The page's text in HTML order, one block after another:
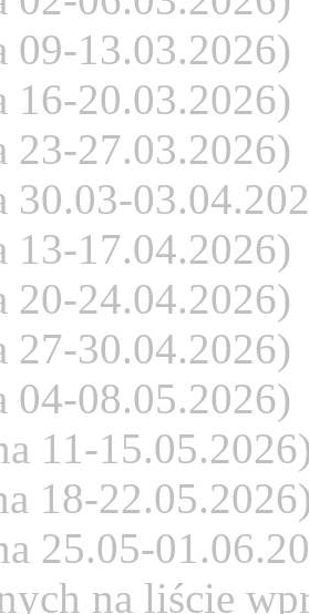
09-13.03.2026)
16-20.03.2026)
23-27.03.2026)
30.03-
13-17.04.2026)
20-24.04.2026)
27-30.04.2026)
04-08.05.2026)
11-
18-
25.05-
na liście